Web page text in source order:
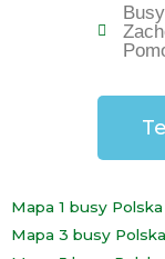
Mapa 1 busy
Mapa 3 busy